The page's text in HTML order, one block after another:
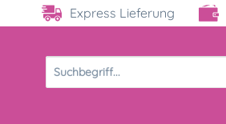
Express Lieferung